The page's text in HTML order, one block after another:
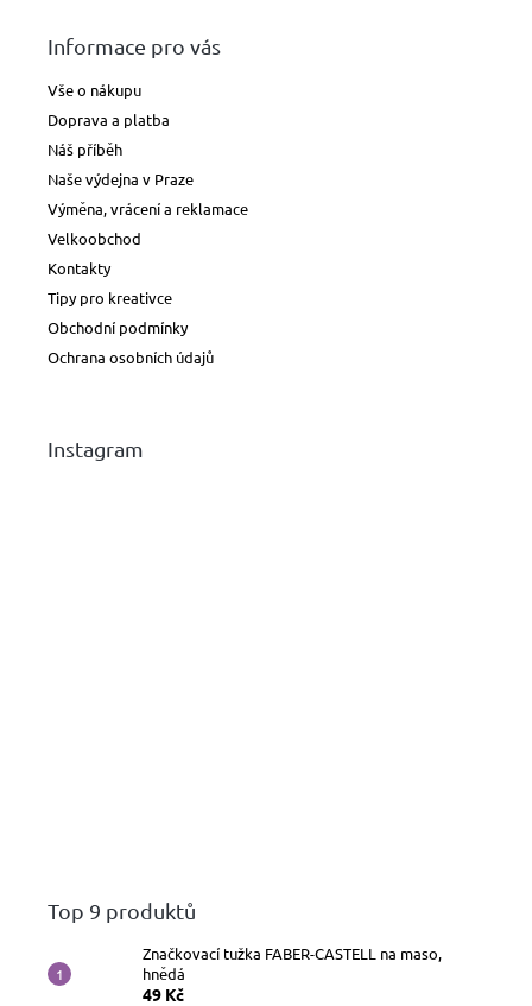
Informace pro vás
Vše o nákupu
Doprava a platba
Náš příběh
Naše výdejna v Praze
Výměna, vrácení a reklamace
Velkoobchod
Kontakty
Tipy pro kreativce
Obchodní podmínky
Ochrana osobních údajů
Instagram
Top 9 produktů
Značkovací tužka FABER-CASTELL na maso,
hnědá
49 Kč